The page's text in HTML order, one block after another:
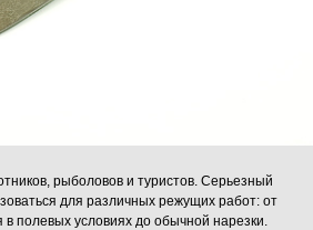
рыболовов и туристов. Серьезный
для различных режущих работ: от
в полевых условиях до обычной нарезки.